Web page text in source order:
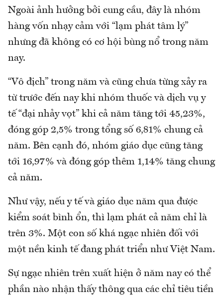
Ngoài ảnh hưởng bởi cung cầu, đây là nhóm
hàng vốn nhạy cảm với “lạm phát tâm lý”
nhưng đã không có cơ hội bùng nổ trong năm
nay.
“Vô địch” trong năm và cũng chưa từng xảy ra
từ trước đến nay khi nhóm thuốc và dịch vụ y
tế “đại nhảy vọt” khi cả năm tăng tới 45,23%,
đóng góp 2,5% trong tổng số 6,81% chung cả
năm. Bên cạnh đó, nhóm giáo dục cũng tăng
tới 16,97% và đóng góp thêm 1,14% tăng chung
cả năm.
Như vậy, nếu y tế và giáo dục năm qua được
kiểm soát bình ổn, thì lạm phát cả năm chỉ là
trên 3%. Một con số khá ngạc nhiên đối với
một nền kinh tế đang phát triển như Việt Nam.
Sự ngạc nhiên trên xuất hiện ở năm nay có thể
phần nào nhận thấy thông qua các chỉ tiêu tiền